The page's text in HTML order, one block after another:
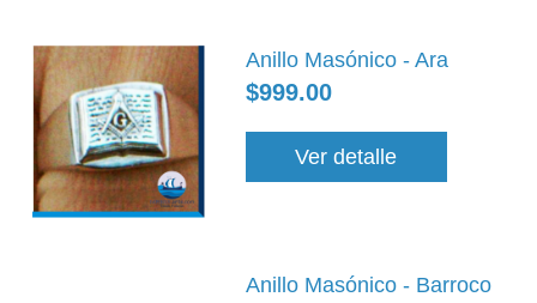
Anillo Masónico - Ara
$999.00
Ver detalle
Anillo Masónico - Barroco